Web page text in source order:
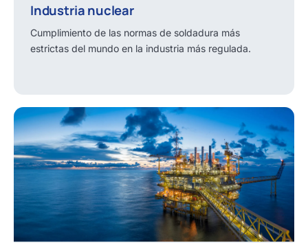
Industria nuclear
Cumplimiento de las normas de soldadura más
estrictas del mundo en la industria más regulada.